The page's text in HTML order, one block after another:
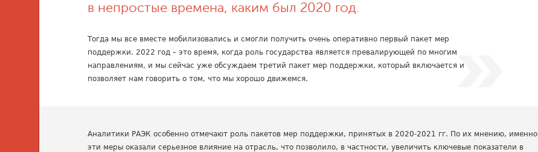
в непростые времена, каким был 2020 год.
Тогда мы все вместе мобилизовались и смогли получить очень оперативно первый пакет мер
поддержки. 2022 год – это время, когда роль государства является превалирующей по многим
направлениям, и мы сейчас уже обсуждаем третий пакет мер поддержки, который включается и
позволяет нам говорить о том, что мы хорошо движемся.
Аналитики РАЭК особенно отмечают роль пакетов мер поддержки, принятых в 2020-2021 гг. По их мнению, именно
эти меры оказали серьезное влияние на отрасль, что позволило, в частности, увеличить ключевые показатели в